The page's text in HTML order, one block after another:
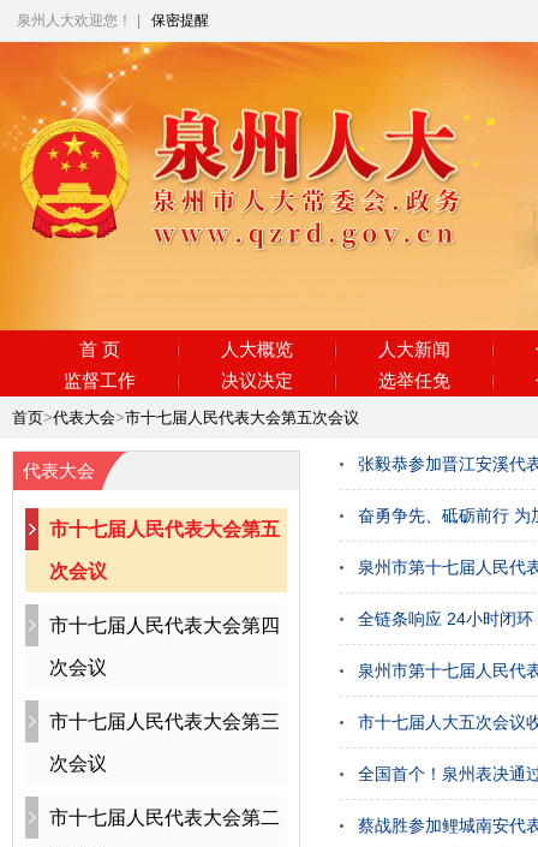
泉州人大欢迎您！ 保密提醒
首 页 人大概览 人大新闻
监督工作
决议决定 选举任免
首页>代表大会>市十七届人民代表大会第五次会议
代表大会
市十七届人民代表大会第五
次会议
市十七届人民代表大会第四
次会议
市十七届人民代表大会第三
次会议
市十七届人民代表大会第二
张毅恭参加晋江安溪代
奋勇争先、砥砺前行
泉州市第十七届人民代
全链条响应 24小时闭环
泉州市第十七届人民代
市十七届人大五次会议
全国首个！泉州表决通
蔡战胜参加鲤城南安代